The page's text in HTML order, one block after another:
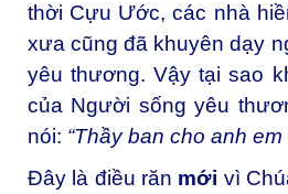
thời Cựu Ước, các nhà
xưa cũng đã khuyên dạy
yêu thương. Vậy tại sao
của Người sống yêu
nói: “Thầy ban cho anh
Ðây là điều răn mới vì